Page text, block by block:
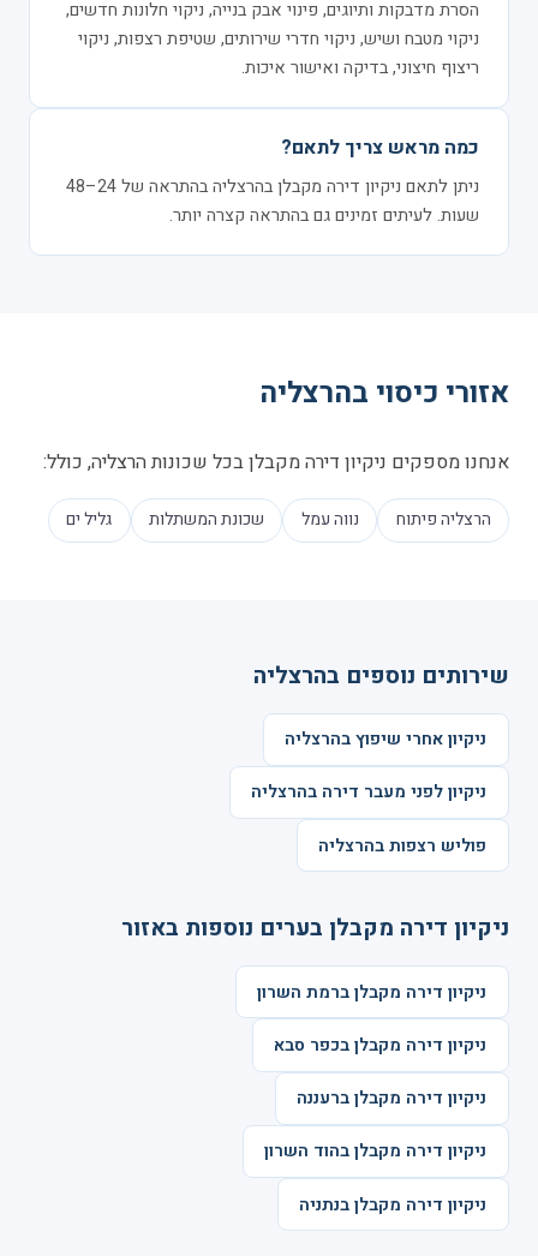
הסרת מדבקות ותיוגים, פינוי אבק בנייה, ניקוי חלונות חדשים,
ניקוי מטבח ושיש, ניקוי חדרי שירותים, שטיפת רצפות, ניקוי
ריצוף חיצוני, בדיקה ואישור איכות.
כמה מראש צריך לתאם?
ניתן לתאם ניקיון דירה מקבלן בהרצליה בהתראה של 24–48
שעות. לעיתים זמינים גם בהתראה קצרה יותר.
אזורי כיסוי בהרצליה
אנחנו מספקים ניקיון דירה מקבלן בכל שכונות הרצליה, כולל:
הרצליה פיתוח נווה עמל שכונת המשתלות גליל ים
שירותים נוספים בהרצליה
ניקיון אחרי שיפוץ בהרצליה
ניקיון לפני מעבר דירה בהרצליה
פוליש רצפות בהרצליה
ניקיון דירה מקבלן בערים נוספות באזור
ניקיון דירה מקבלן ברמת השרון
ניקיון דירה מקבלן בכפר סבא
ניקיון דירה מקבלן ברעננה
ניקיון דירה מקבלן בהוד השרון
ניקיון דירה מקבלן בנתניה